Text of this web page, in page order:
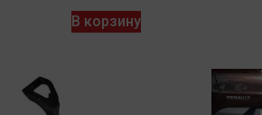
В корзину